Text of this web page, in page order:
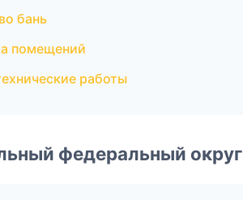
бань
помещений
работы
федеральный округ